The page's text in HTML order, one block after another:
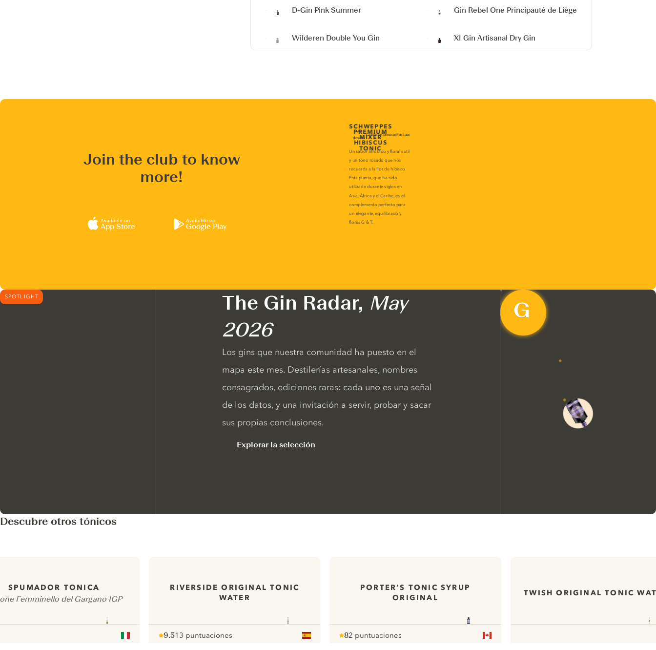
D-Gin Pink Summer Gin Rebel One Principauté de Liège
Wilderen Double You Gin XI Gin Artisanal Dry Gin
Join the club to know
more!
Available on
App Store
Available on
Google Play
SPOTLIGHT The Gin Radar, May
2026
Los gins que nuestra comunidad ha puesto en el
mapa este mes. Destilerías artesanales, nombres
consagrados, ediciones raras: cada uno es una señal
de los datos, y una invitación a servir, probar y sacar
sus propias conclusiones.
Explorar la selección
Descubre otros tónicos
SPUMADOR TONICA
Femminello del Gargano IGP
RIVERSIDE ORIGINAL TONIC
WATER
9.5
pour
13 puntuaciones
PORTER’S TONIC SYRUP
ORIGINAL
Note :
8
pour
2 puntuaciones
TWISH ORIGINAL TONIC
Paramétrer mes cookies